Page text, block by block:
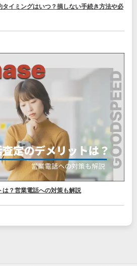
イミングはいつ？損しない手続き方法や必
？営業電話への対策も解説